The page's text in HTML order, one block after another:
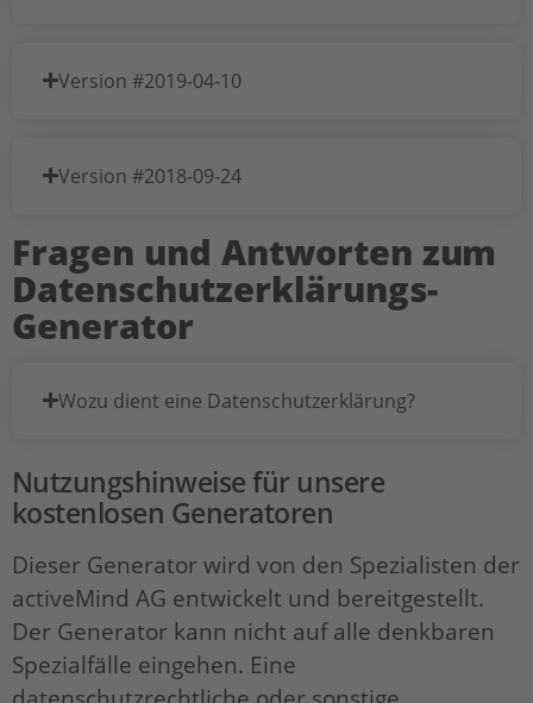
Version #2019-04-10
Version #2018-09-24
Fragen und Antworten zum
Datenschutzerklärungs-
Generator
Wozu dient eine Datenschutzerklärung?
Nutzungshinweise für unsere
kostenlosen Generatoren
Dieser Generator wird von den Spezialisten der
activeMind AG entwickelt und bereitgestellt.
Der Generator kann nicht auf alle denkbaren
Spezialfälle eingehen. Eine